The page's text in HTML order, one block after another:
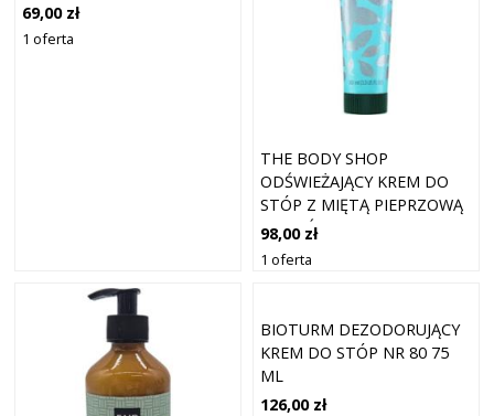
69,00 zł
1 oferta
THE BODY SHOP
ODŚWIEŻAJĄCY KREM DO
STÓP Z MIĘTĄ PIEPRZOWĄ
(ORZEŹWIAJĄCY) 100 ML
98,00 zł
1 oferta
BIOTURM DEZODORUJĄCY
KREM DO STÓP NR 80 75
ML
126,00 zł